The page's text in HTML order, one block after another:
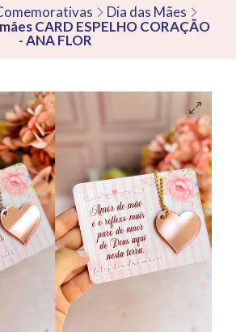
Dia das Mães
CARD ESPELHO CORAÇÃO
- ANA FLOR